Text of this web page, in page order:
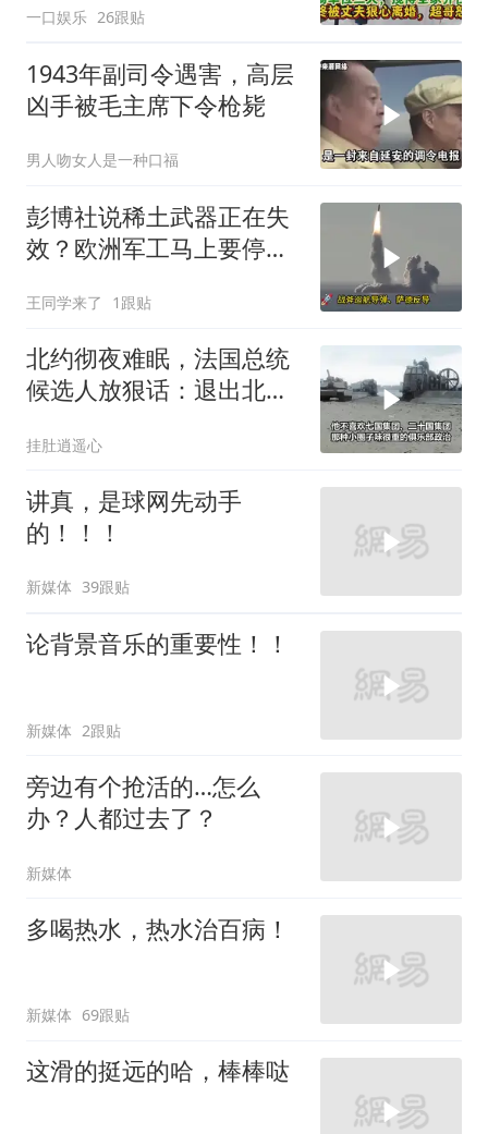
一口娱乐 26跟贴
1943年副司令遇害，高层
凶手被毛主席下令枪毙
男人吻女人是一种口福
彭博社说稀土武器正在失
效？欧洲军工马上要停
解近渴
王同学来了 1跟贴
北约彻夜难眠，法国总统
候选人放狠话：退出北
挂肚逍遥心
讲真，是球网先动手
的！！！
新媒体 39跟贴
论背景音乐的重要性！！
新媒体 2跟贴
旁边有个抢活的…怎么
办？人都过去了？
新媒体
多喝热水，热水治百病！
新媒体 69跟贴
这滑的挺远的哈，棒棒哒